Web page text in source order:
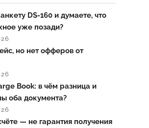
DS-160 и думаете, что
уже позади?
но нет офферов от
Book: в чём разница и
оба документа?
— не гарантия получения